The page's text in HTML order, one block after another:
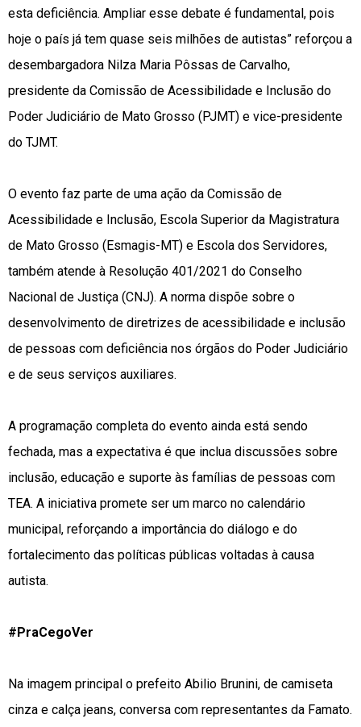
esta deficiência. Ampliar esse debate é fundamental, pois
hoje o país já tem quase seis milhões de autistas” reforçou a
desembargadora Nilza Maria Pôssas de Carvalho,
presidente da Comissão de Acessibilidade e Inclusão do
Poder Judiciário de Mato Grosso (PJMT) e vice-presidente
do TJMT.
O evento faz parte de uma ação da Comissão de
Acessibilidade e Inclusão, Escola Superior da Magistratura
de Mato Grosso (Esmagis-MT) e Escola dos Servidores,
também atende à Resolução 401/2021 do Conselho
Nacional de Justiça (CNJ). A norma dispõe sobre o
desenvolvimento de diretrizes de acessibilidade e inclusão
de pessoas com deficiência nos órgãos do Poder Judiciário
e de seus serviços auxiliares.
A programação completa do evento ainda está sendo
fechada, mas a expectativa é que inclua discussões sobre
inclusão, educação e suporte às famílias de pessoas com
TEA. A iniciativa promete ser um marco no calendário
municipal, reforçando a importância do diálogo e do
fortalecimento das políticas públicas voltadas à causa
autista.
#PraCegoVer
Na imagem principal o prefeito Abilio Brunini, de camiseta
cinza e calça jeans, conversa com representantes da Famato.